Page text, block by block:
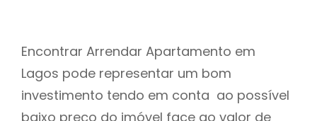
Encontrar Arrendar Apartamento em
Lagos pode representar um bom
investimento tendo em conta ao possível
baixo preço do imóvel face ao valor de